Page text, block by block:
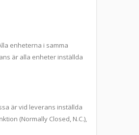
enheterna i samma
är alla enheter inställda
är vid leverans inställda
(Normally Closed, N.C.),